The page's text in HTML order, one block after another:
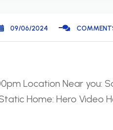
09/06/2024
Location Near you:
Home: Hero Video